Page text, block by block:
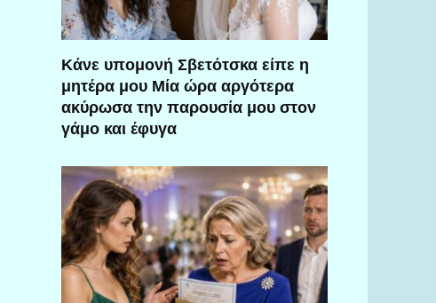
Κάνε υπομονή Σβετότσκα είπε η
μητέρα μου Μία ώρα αργότερα
ακύρωσα την παρουσία μου στον
γάμο και έφυγα